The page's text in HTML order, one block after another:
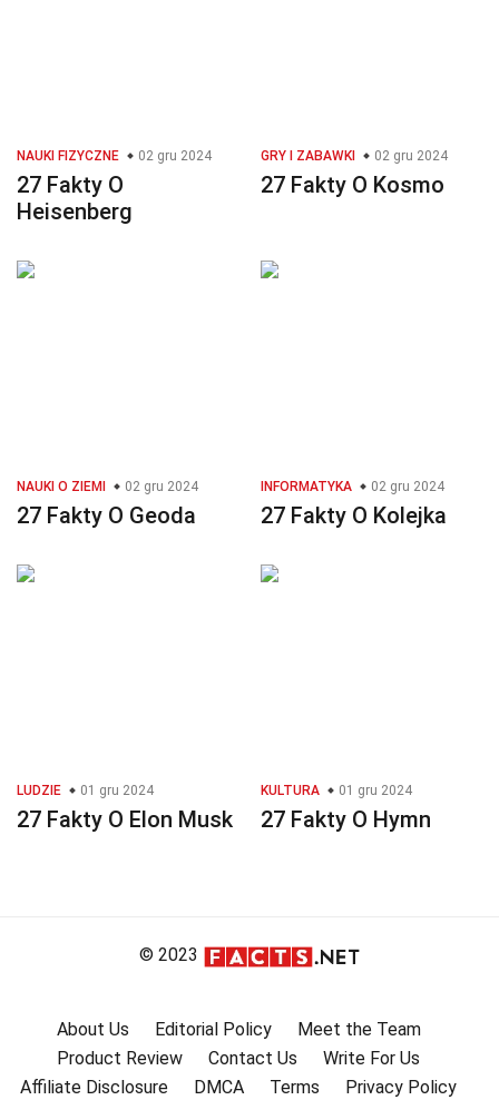
NAUKI FIZYCZNE 02 gru 2024
27 Fakty O
Heisenberg
GRY I ZABAWKI 02 gru 2024
27 Fakty O Kosmo
NAUKI O ZIEMI 02 gru 2024
27 Fakty O Geoda
INFORMATYKA 02 gru 2024
27 Fakty O Kolejka
LUDZIE 01 gru 2024
27 Fakty O Elon Musk
KULTURA 01 gru 2024
27 Fakty O Hymn
© 2023
About Us Editorial Policy
Meet the Team
Product Review
Contact Us
Write For Us
Affiliate Disclosure
DMCA Terms
Privacy Policy